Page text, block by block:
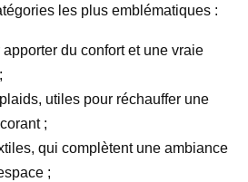
les plus emblématiques :
du confort et une vraie
utiles pour réchauffer une
;
qui complètent une ambiance
;